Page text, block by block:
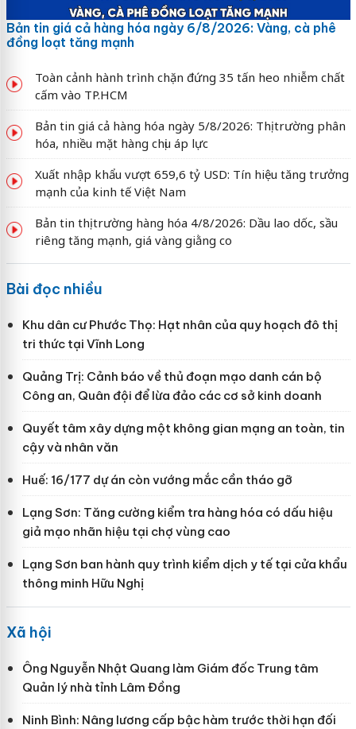
Bản tin giá cả hàng hóa ngày 6/8/2026: Vàng, cà phê
đồng loạt tăng mạnh
Toàn cảnh hành trình chặn đứng 35 tấn heo nhiễm chất
cấm vào TP.HCM
Bản tin giá cả hàng hóa ngày 5/8/2026: Thị trường phân
hóa, nhiều mặt hàng chịu áp lực
Xuất nhập khẩu vượt 659,6 tỷ USD: Tín hiệu tăng trưởng
mạnh của kinh tế Việt Nam
Bản tin thị trường hàng hóa 4/8/2026: Dầu lao dốc, sầu
riêng tăng mạnh, giá vàng giằng co
Bài đọc nhiều
Khu dân cư Phước Thọ: Hạt nhân của quy hoạch đô thị
tri thức tại Vĩnh Long
Quảng Trị: Cảnh báo về thủ đoạn mạo danh cán bộ
Công an, Quân đội để lừa đảo các cơ sở kinh doanh
Quyết tâm xây dựng một không gian mạng an toàn, tin
cậy và nhân văn
Huế: 16/177 dự án còn vướng mắc cần tháo gỡ
Lạng Sơn: Tăng cường kiểm tra hàng hóa có dấu hiệu
giả mạo nhãn hiệu tại chợ vùng cao
Lạng Sơn ban hành quy trình kiểm dịch y tế tại cửa khẩu
thông minh Hữu Nghị
Xã hội
Ông Nguyễn Nhật Quang làm Giám đốc Trung tâm
Quản lý nhà tỉnh Lâm Đồng
Ninh Bình: Nâng lương cấp bậc hàm trước thời hạn đối